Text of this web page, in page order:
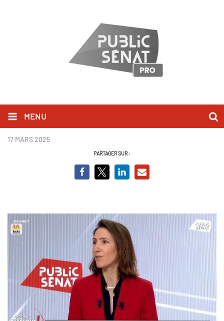
MENU
Valérie Hayer.jpg
17 MARS 2025
PARTAGER SUR :